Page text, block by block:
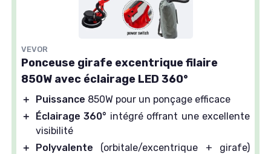
VEVOR
Ponceuse girafe excentrique filaire
850W avec éclairage LED 360°
＋ Puissance 850W pour un ponçage efficace
＋
Éclairage 360° intégré offrant une excellente
visibilité
＋
Polyvalente (orbitale/excentrique + girafe)